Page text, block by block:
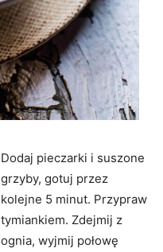
Dodaj pieczarki i suszone
grzyby, gotuj przez
kolejne 5 minut. Przypraw
tymiankiem. Zdejmij z
ognia, wyjmij połowę